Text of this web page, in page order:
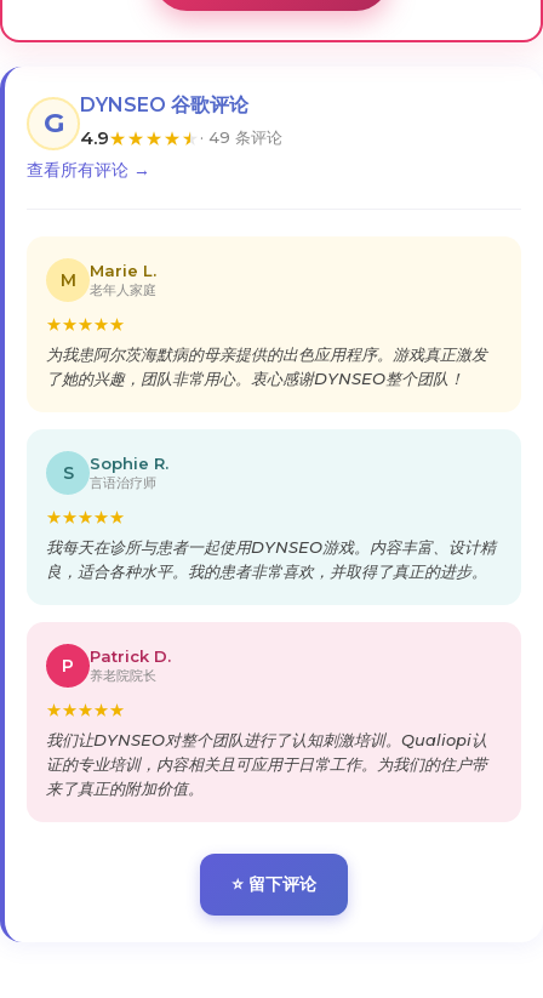
G
DYNSEO 谷歌评论
4.9★★★★★ · 49 条评论
查看所有评论 →
M Marie L.
老年人家庭
★★★★★
为我患阿尔茨海默病的母亲提供的出色应用程序。游戏真正激发
了她的兴趣，团队非常用心。衷心感谢DYNSEO整个团队！
S Sophie R.
言语治疗师
★★★★★
我每天在诊所与患者一起使用DYNSEO游戏。内容丰富、设计精
良，适合各种水平。我的患者非常喜欢，并取得了真正的进步。
P Patrick D.
养老院院长
★★★★★
我们让DYNSEO对整个团队进行了认知刺激培训。Qualiopi认
证的专业培训，内容相关且可应用于日常工作。为我们的住户带
来了真正的附加价值。
⭐ 留下评论